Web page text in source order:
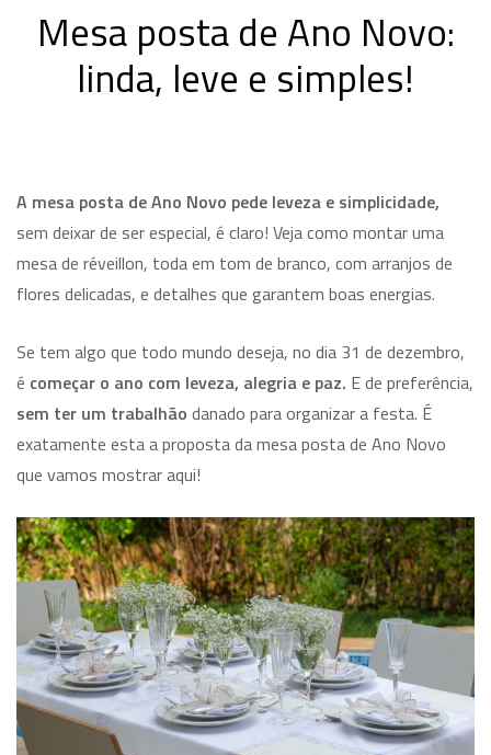
Mesa posta de Ano Novo:
linda, leve e simples!
A mesa posta de Ano Novo pede leveza e simplicidade,
sem deixar de ser especial, é claro! Veja como montar uma
mesa de réveillon, toda em tom de branco, com arranjos de
flores delicadas, e detalhes que garantem boas energias.
Se tem algo que todo mundo deseja, no dia 31 de dezembro,
é começar o ano com leveza, alegria e paz. E de preferência,
sem ter um trabalhão danado para organizar a festa. É
exatamente esta a proposta da mesa posta de Ano Novo
que vamos mostrar aqui!